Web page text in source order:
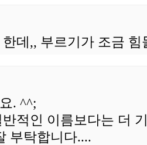
데,, 부르기가 조금 힘
. ^^;
적인 이름보다는 더
부탁합니다....